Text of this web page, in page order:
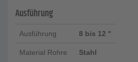
Ausführung
Ausführung 8 bis 12 ''
Material Rohre
Stahl